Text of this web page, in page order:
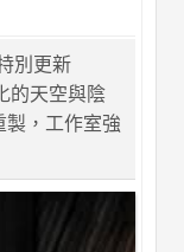
別更新
的天空與陰
製，工作室強